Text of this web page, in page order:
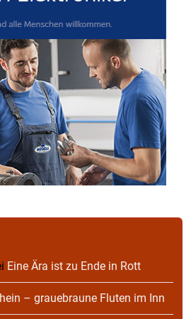
Eine Ära ist zu Ende in Rott
– grauebraune Fluten im Inn